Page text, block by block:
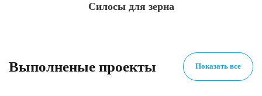
Силосы для зерна
Выполненые проекты Показать все